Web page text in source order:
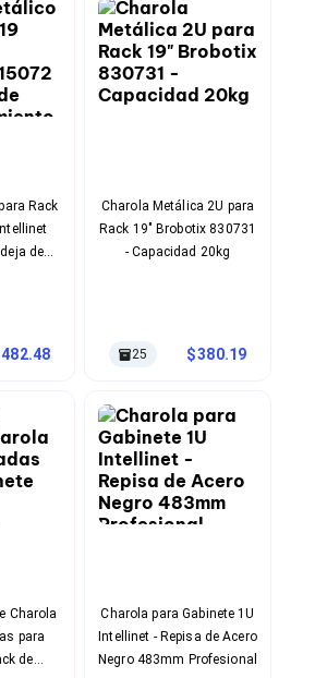
PC
y Gabinetes
para Servidores
Duros
Videovigilancia
Rack
de
482.48
Charola Metálica 2U para
Rack 19" Brobotix 830731
- Capacidad 20kg
25 380.19
Charola
para
de
Charola para Gabinete 1U
Intellinet - Repisa de Acero
Negro 483mm Profesional